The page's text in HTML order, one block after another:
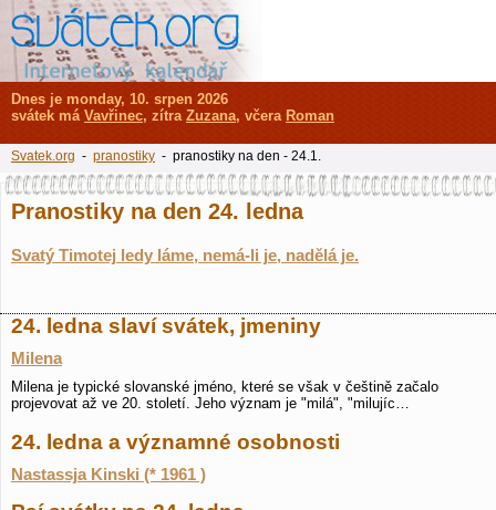
Pranostiky na den 24. ledna
Svatý Timotej ledy láme, nemá-li je, nadělá je.
24. ledna slaví svátek, jmeniny
Milena
Milena je typické slovanské jméno, které se však v češtině začalo
projevovat až ve 20. století. Jeho význam je "milá", "milujíc…
24. ledna a významné osobnosti
Nastassja Kinski (* 1961 )
Dnes je monday, 10. srpen 2026
svátek má Vavřinec, zítra Zuzana, včera Roman
Svatek.org - pranostiky - pranostiky na den - 24.1.